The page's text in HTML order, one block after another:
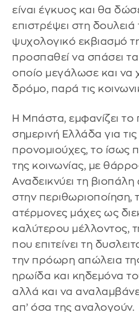
είναι έγκυος και θα
επιστρέψει στη
ψυχολογικό εκβιασμό
προσπαθεί να σπάσει
οποίο μεγάλωσε και να
δρόμο, παρά τις
Η Μπάστα, εμφανίζει το
σημερινή Ελλάδα για τις
προνομιούχες, το ίσως
της κοινωνίας, με
Αναδεικνύει τη
στην περιθωριοποίηση,
ατέρμονες μάχες ως
καλύτερου μέλλοντος,
που επιτείνει τη
την πρόωρη απώλεια
ηρωίδα και κηδεμόνα
αλλά και να
απ’ όσα της αναλογούν.